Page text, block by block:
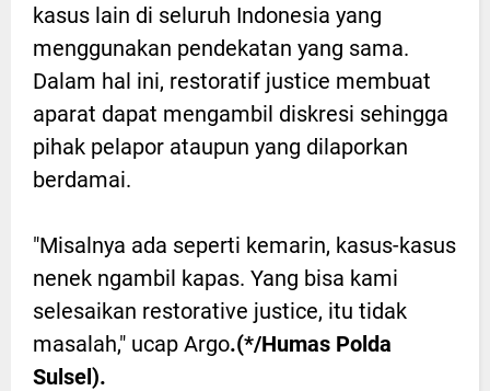
kasus lain di seluruh Indonesia yang
menggunakan pendekatan yang sama.
Dalam hal ini, restoratif justice membuat
aparat dapat mengambil diskresi sehingga
pihak pelapor ataupun yang dilaporkan
berdamai.
"Misalnya ada seperti kemarin, kasus-kasus
nenek ngambil kapas. Yang bisa kami
selesaikan restorative justice, itu tidak
masalah," ucap Argo.(*/Humas Polda
Sulsel).